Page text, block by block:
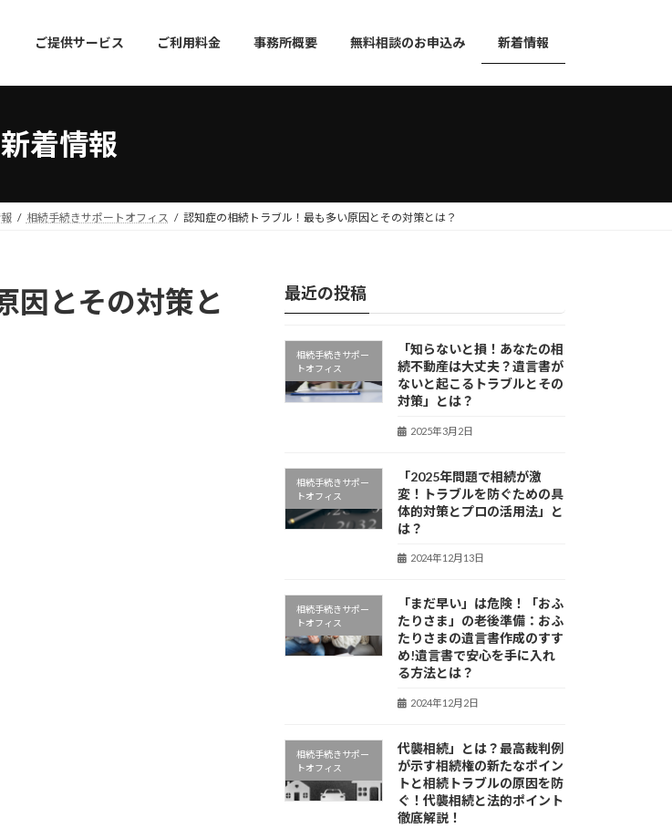
ご提供サービス ご利用料金 事務所概要 無料相談のお申込み 新着情報
新着情報
相続手続きサポートオフィス 認知症の相続トラブル！最も多い原因とその対策とは？
因とその対策と
最近の投稿
相続手続きサポー
トオフィス
「知らないと損！あなたの相
続不動産は大丈夫？遺言書が
ないと起こるトラブルとその
対策」とは？
2025年3月2日
相続手続きサポー
トオフィス
「2025年問題で相続が激
変！トラブルを防ぐための具
体的対策とプロの活用法」と
は？
2024年12月13日
相続手続きサポー
トオフィス
「まだ早い」は危険！「おふ
たりさま」の老後準備：おふ
たりさまの遺言書作成のすす
め!遺言書で安心を手に入れ
る方法とは？
2024年12月2日
相続手続きサポー
トオフィス
代襲相続」とは？最高裁判例
が示す相続権の新たなポイン
トと相続トラブルの原因を防
ぐ！代襲相続と法的ポイント
徹底解説！